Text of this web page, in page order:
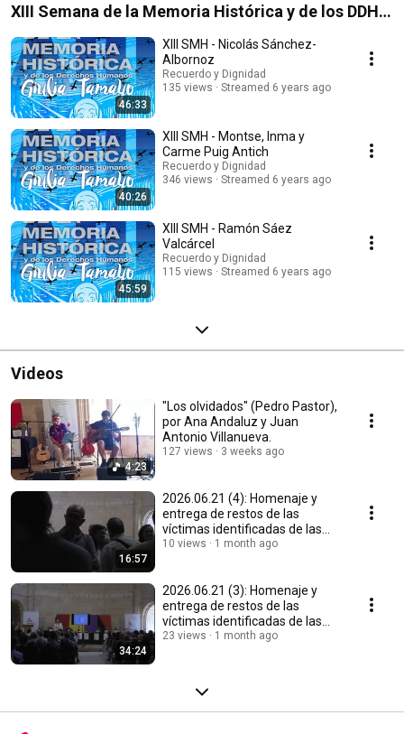
XIII Semana de la Memoria Histórica y de los DDHH
Giulia Tamayo
46:33
XIII SMH - Nicolás Sánchez-
Albornoz
Recuerdo y Dignidad
135 views
Streamed 6 years ago
40:26
XIII SMH - Montse, Inma y
Carme Puig Antich
Recuerdo y Dignidad
346 views
Streamed 6 years ago
45:59
XIII SMH - Ramón Sáez
Valcárcel
Recuerdo y Dignidad
115 views
Streamed 6 years ago
Videos
4:23
"Los olvidados" (Pedro Pastor),
por Ana Andaluz y Juan
Antonio Villanueva.
127 views 3 weeks ago
16:57
2026.06.21 (4): Homenaje y
entrega de restos de las
víctimas identificadas de las
fosas de Las Casas
10 views 1 month ago
34:24
2026.06.21 (3): Homenaje y
entrega de restos de las
víctimas identificadas de las
fosas de Las Casas
23 views 1 month ago